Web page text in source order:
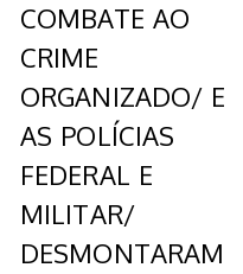
COMBATE AO
CRIME
ORGANIZADO/ E
AS POLÍCIAS
FEDERAL E
MILITAR/
DESMONTARAM